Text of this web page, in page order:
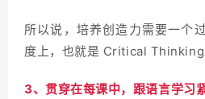
所以说，培养创造力需要一个
度上，也就是 Critical Thinking
3、贯穿在每课中，跟语言学习